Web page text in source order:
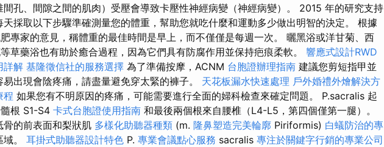
間孔、間隙之間的肌肉）受壓會導致卡壓性神經病變（神經病變）。 2015 年的研究支持
天採取以下步驟準確測量您的體重，幫助您就吃什麼和運動多少做出明智的決定。 根據
專家的意見，稱體重的最佳時間是早上，而不僅僅是每週一次。 曬黑浴或洋甘菊、西
草藥浴也有助於癒合過程，因為它們具有防腐作用並保持疤痕柔軟。 響應式設計RWD
詳解 基隆徵信社的服務選擇 為了準備按摩，ACNM 台胞證辦理指南 建議您剪短指甲並
出現會陰疼痛，請盡量避免穿太緊的褲子。 天花板漏水快速處理 戶外婚禮外燴解決方
程 如果您有不明原因的疼痛，可能需要進行全面的婦科檢查來確定問題。 P.sacralis 起
根 S1-S4 卡式台胞證使用指南 和最後兩個根來自腰椎（L4-L5，第四個僅第一腿）。
骨的前表面和梨狀肌 多樣化助聽器種類 (m. 隆鼻塑造完美輪廓 Piriformis) 白蟻防治的專
。 耳掛式助聽器設計特色 P. 專業會議點心服務 sacralis 專注於關鍵字行銷的專業公司